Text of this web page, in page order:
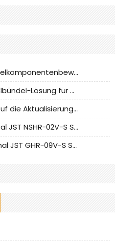
CNC Tech Inländische Kabelkomponentenbewertung und Massenproduktionsanpassungsanleitung
I-PEX-Hochfrequenz-Kabelbündel-Lösung für die heimische Produktion analysiert
CLIFF unter Bezugnahme auf die Aktualisierung der chinesischen Stecker-Testnormen
JST Stecker - bietet Original JST NSHR-02V-S Stecker und Ersatzteile an
JST-Stecker - Bietet Original JST GHR-09V-S Stecker und Ersatzteile an